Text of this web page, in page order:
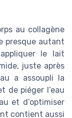
au collagène
presque autant
le lait
juste après
a assoupli la
de piéger l’eau
et d’optimiser
contient aussi